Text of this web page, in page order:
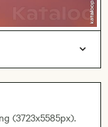
(3723x5585px).